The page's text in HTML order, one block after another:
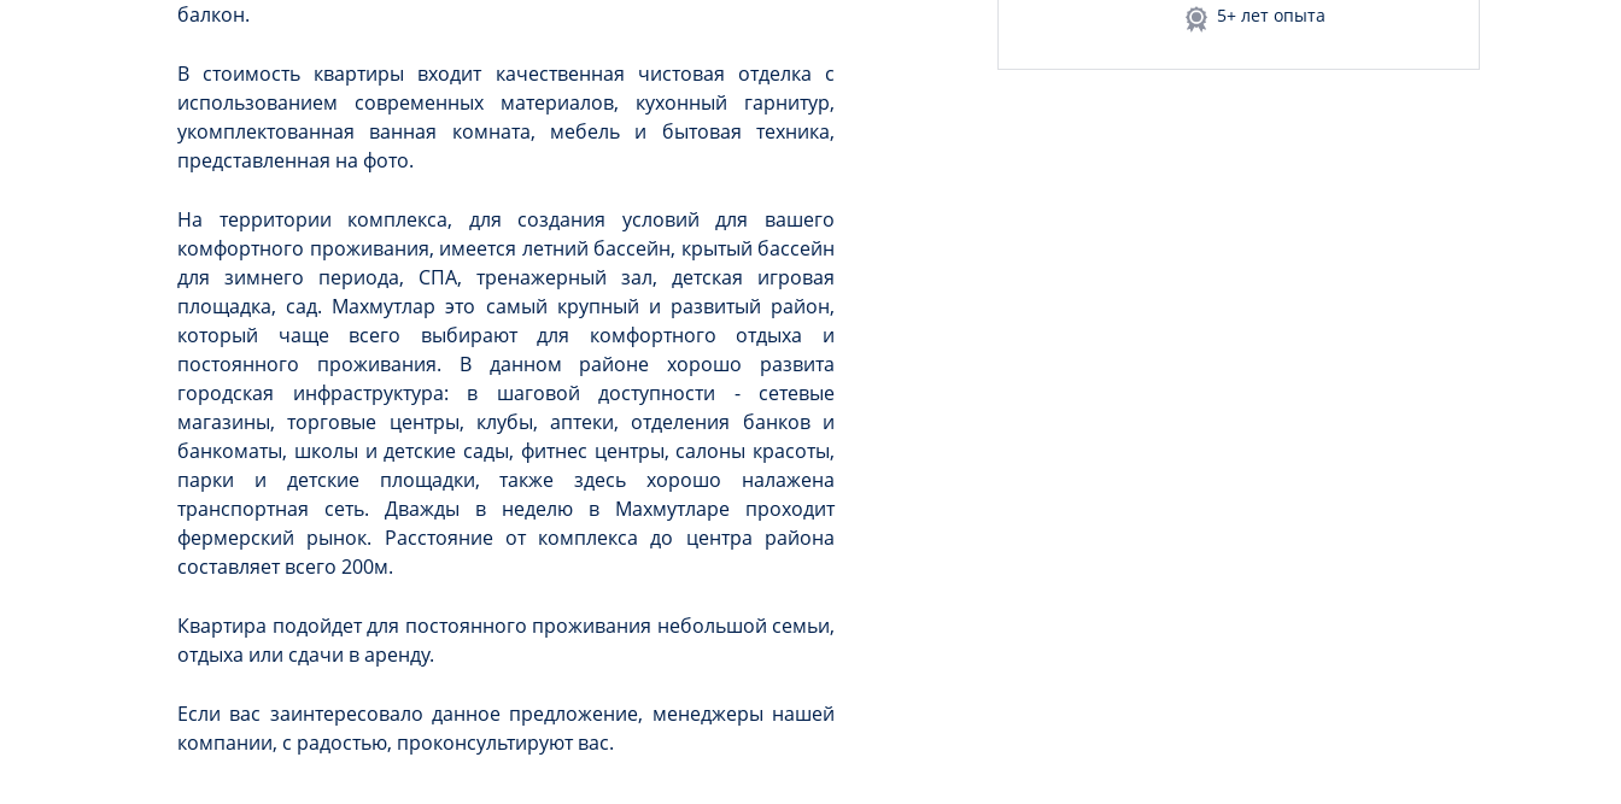
балкон.
В стоимость квартиры входит качественная чистовая отделка с
использованием современных материалов, кухонный гарнитур,
укомплектованная ванная комната, мебель и бытовая техника,
представленная на фото.
На территории комплекса, для создания условий для вашего
комфортного проживания, имеется летний бассейн, крытый бассейн
для зимнего периода, СПА, тренажерный зал, детская игровая
площадка, сад. Махмутлар это самый крупный и развитый район,
который чаще всего выбирают для комфортного отдыха и
постоянного проживания. В данном районе хорошо развита
городская инфраструктура: в шаговой доступности - сетевые
магазины, торговые центры, клубы, аптеки, отделения банков и
банкоматы, школы и детские сады, фитнес центры, салоны красоты,
парки и детские площадки, также здесь хорошо налажена
транспортная сеть. Дважды в неделю в Махмутларе проходит
фермерский рынок. Расстояние от комплекса до центра района
составляет всего 200м.
Квартира подойдет для постоянного проживания небольшой семьи,
отдыха или сдачи в аренду.
Если вас заинтересовало данное предложение, менеджеры нашей
компании, с радостью, проконсультируют вас.
5+ лет опыта